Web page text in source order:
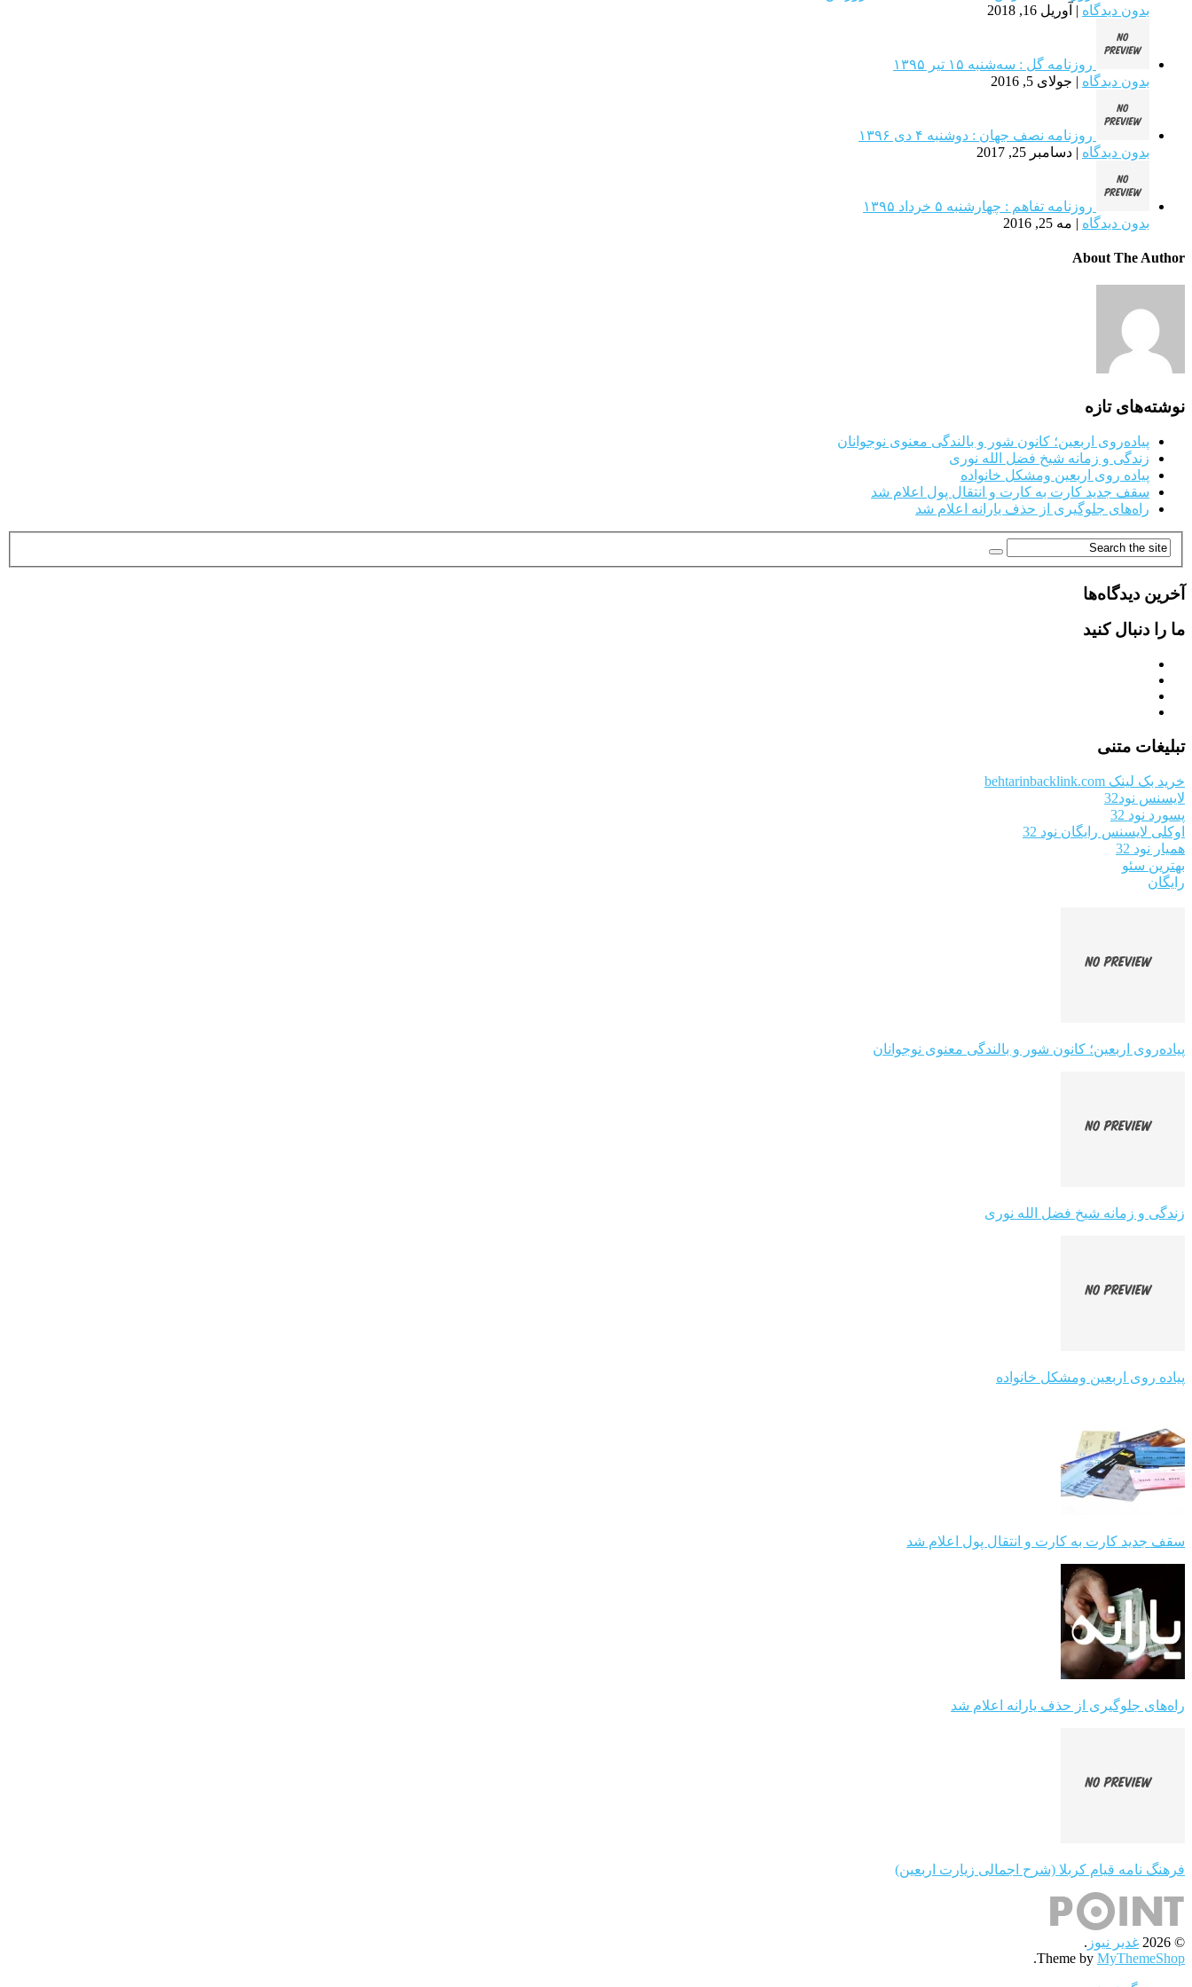
بدون دیدگاه | آوریل 16, 2018
روزنامه گل : سه‌شنبه ۱۵ تیر ۱۳۹۵
بدون دیدگاه | جولای 5, 2016
روزنامه نصف جهان : دوشنبه ۴ دی ۱۳۹۶
بدون دیدگاه | دسامبر 25, 2017
روزنامه تفاهم : چهارشنبه ۵ خرداد ۱۳۹۵
بدون دیدگاه | مه 25, 2016
About The Author
نوشته‌های تازه
پیاده‌روی اربعین؛ کانون شور و بالندگی معنوی نوجوانان
زندگی و زمانه شیخ فضل الله نوری
پیاده روی اربعین ومشکل خانواده
سقف جدید کارت به کارت و انتقال پول اعلام شد
راه‌های جلوگیری از حذف یارانه اعلام شد
آخرین دیدگاه‌ها
ما را دنبال کنید
تبلیغات متنی
خرید بک لینک behtarinbacklink.com
لایسنس نود32
پسورد نود 32
اوکلی لایسنس رایگان نود 32
همیار نود 32
بهترین سئو
رایگان
پیاده‌روی اربعین؛ کانون شور و بالندگی معنوی نوجوانان
زندگی و زمانه شیخ فضل الله نوری
پیاده روی اربعین ومشکل خانواده
سقف جدید کارت به کارت و انتقال پول اعلام شد
راه‌های جلوگیری از حذف یارانه اعلام شد
فرهنگ نامه قیام کربلا (شرح اجمالی زیارت اربعین)
© 2026 غدیر نیوز .
Theme by MyThemeShop
.